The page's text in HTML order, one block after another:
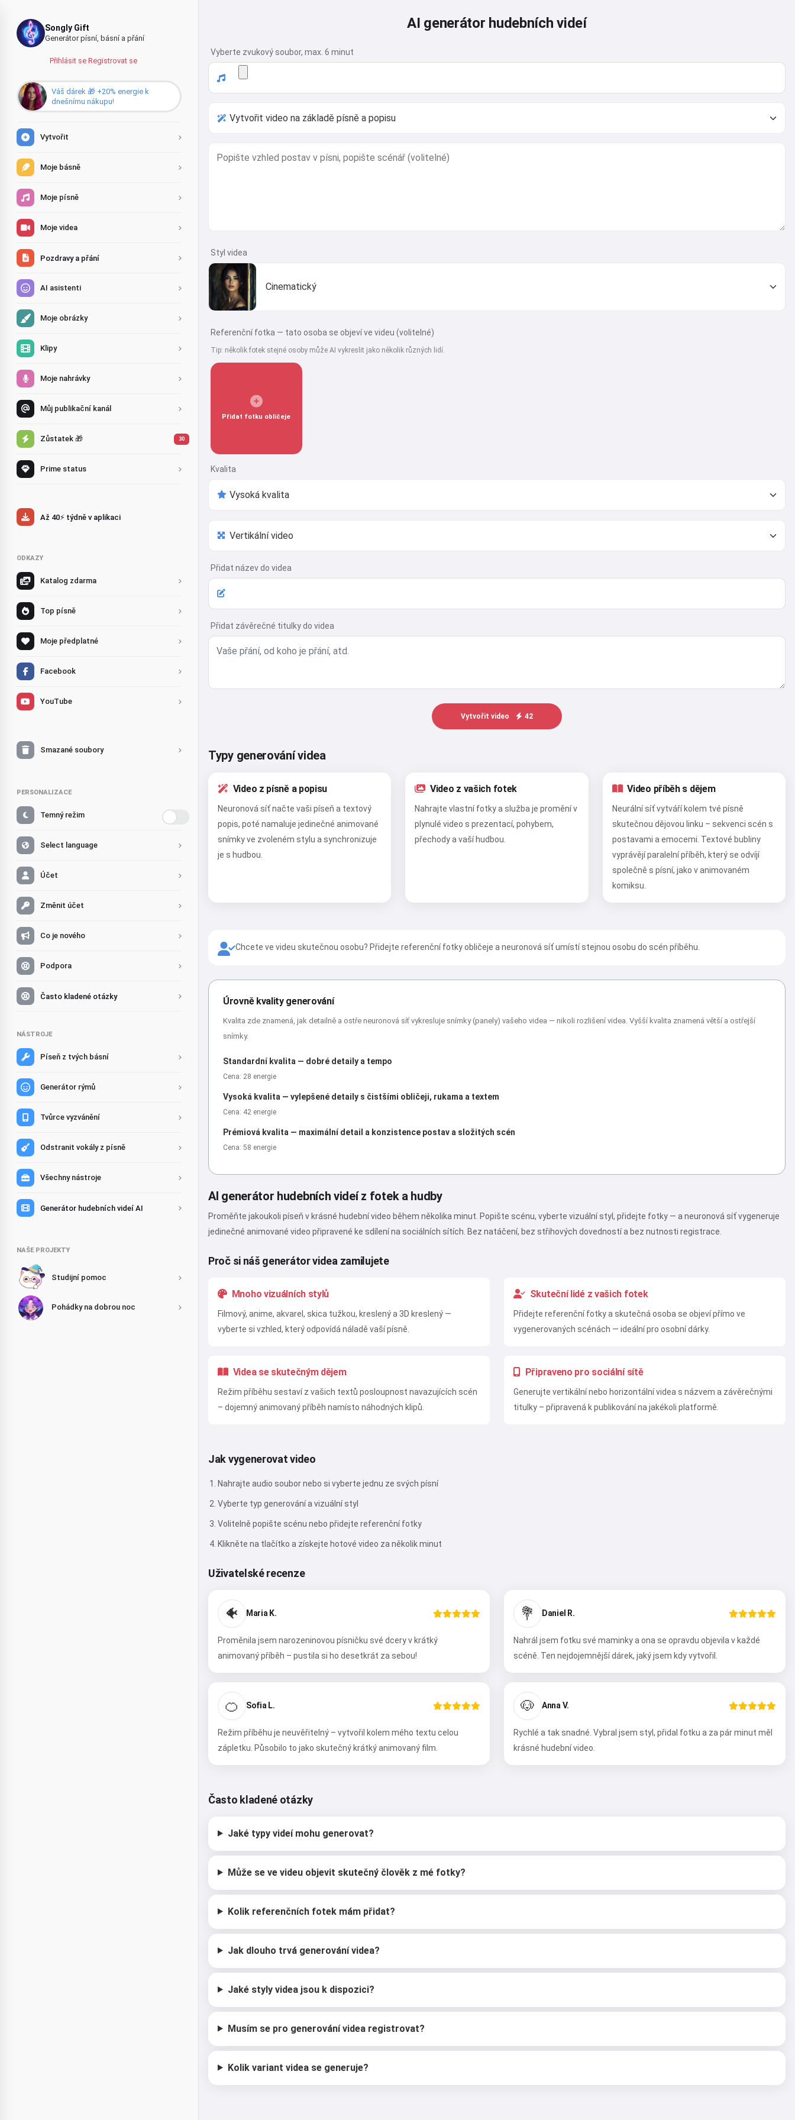
Songly Gift
Generátor písní, básní a přání
Přihlásit se·Registrovat se
Váš dárek 🎁 +20% energie k
dnešnímu nákupu!
Vytvořit
Moje básně
Moje písně
Moje videa
Pozdravy a přání
AI asistenti
Moje obrázky
Klipy
Moje nahrávky
Můj publikační kanál
Zůstatek 🎁 30
Prime status
Až 40⚡ týdně v aplikaci
ODKAZY
Katalog zdarma
Top písně
Moje předplatné
Facebook
YouTube
Smazané soubory
PERSONALIZACE
Temný režim
Select language
Účet
Změnit účet
Co je nového
Podpora
Často kladené otázky
NÁSTROJE
Píseň z tvých básní
Generátor rýmů
Tvůrce vyzvánění
Odstranit vokály z písně
Všechny nástroje
Generátor hudebních videí AI
NAŠE PROJEKTY
Studijní pomoc
Pohádky na dobrou noc
AI generátor hudebních videí
Vyberte zvukový soubor, max. 6 minut
Styl videa
Cinematický
Referenční fotka — tato osoba se objeví ve videu (volitelné)
Tip: několik fotek stejné osoby může AI vykreslit jako několik různých lidí.
Přidat fotku obličeje
Kvalita
Přidat název do videa
Přidat závěrečné titulky do videa
Vytvořit video 42
Typy generování videa
Video z písně a popisu
Neuronová síť načte vaši píseň a textový
popis, poté namaluje jedinečné animované
snímky ve zvoleném stylu a synchronizuje
je s hudbou.
Video z vašich fotek
Nahrajte vlastní fotky a služba je promění v
plynulé video s prezentací, pohybem,
přechody a vaší hudbou.
Video příběh s dějem
Neurální síť vytváří kolem tvé písně
skutečnou dějovou linku – sekvenci scén s
postavami a emocemi. Textové bubliny
vyprávějí paralelní příběh, který se odvíjí
společně s písní, jako v animovaném
komiksu.
Chcete ve videu skutečnou osobu? Přidejte referenční fotky obličeje a neuronová síť umístí stejnou osobu do scén příběhu.
Úrovně kvality generování
Kvalita zde znamená, jak detailně a ostře neuronová síť vykresluje snímky (panely) vašeho videa — nikoli rozlišení videa. Vyšší kvalita znamená větší a ostřejší
snímky.
Standardní kvalita — dobré detaily a tempo
Cena: 28 energie
Vysoká kvalita — vylepšené detaily s čistšími obličeji, rukama a textem
Cena: 42 energie
Prémiová kvalita — maximální detail a konzistence postav a složitých scén
Cena: 58 energie
AI generátor hudebních videí z fotek a hudby
Proměňte jakoukoli píseň v krásné hudební video během několika minut. Popište scénu, vyberte vizuální styl, přidejte fotky — a neuronová síť vygeneruje
jedinečné animované video připravené ke sdílení na sociálních sítích. Bez natáčení, bez střihových dovedností a bez nutnosti registrace.
Proč si náš generátor videa zamilujete
Mnoho vizuálních stylů
Filmový, anime, akvarel, skica tužkou, kreslený a 3D kreslený —
vyberte si vzhled, který odpovídá náladě vaší písně.
Skuteční lidé z vašich fotek
Přidejte referenční fotky a skutečná osoba se objeví přímo ve
vygenerovaných scénách — ideální pro osobní dárky.
Videa se skutečným dějem
Režim příběhu sestaví z vašich textů posloupnost navazujících scén
– dojemný animovaný příběh namísto náhodných klipů.
Připraveno pro sociální sítě
Generujte vertikální nebo horizontální videa s názvem a závěrečnými
titulky – připravená k publikování na jakékoli platformě.
Jak vygenerovat video
Nahrajte audio soubor nebo si vyberte jednu ze svých písní
Vyberte typ generování a vizuální styl
Volitelně popište scénu nebo přidejte referenční fotky
Klikněte na tlačítko a získejte hotové video za několik minut
Uživatelské recenze
🐠 Maria K.
Proměnila jsem narozeninovou písničku své dcery v krátký
animovaný příběh – pustila si ho desetkrát za sebou!
💐 Daniel R.
Nahrál jsem fotku své maminky a ona se opravdu objevila v každé
scéně. Ten nejdojemnější dárek, jaký jsem kdy vytvořil.
🍊 Sofia L.
Režim příběhu je neuvěřitelný – vytvořil kolem mého textu celou
zápletku. Působilo to jako skutečný krátký animovaný film.
🐶 Anna V.
Rychlé a tak snadné. Vybral jsem styl, přidal fotku a za pár minut měl
krásné hudební video.
Často kladené otázky
Jaké typy videí mohu generovat?
Může se ve videu objevit skutečný člověk z mé fotky?
Kolik referenčních fotek mám přidat?
Jak dlouho trvá generování videa?
Jaké styly videa jsou k dispozici?
Musím se pro generování videa registrovat?
Kolik variant videa se generuje?
Ahoj 👋
přání 🥰
Я соглашаюсь: Podmínky služby
Zásady ochrany osobních údajů
Zásady vrácení peněz